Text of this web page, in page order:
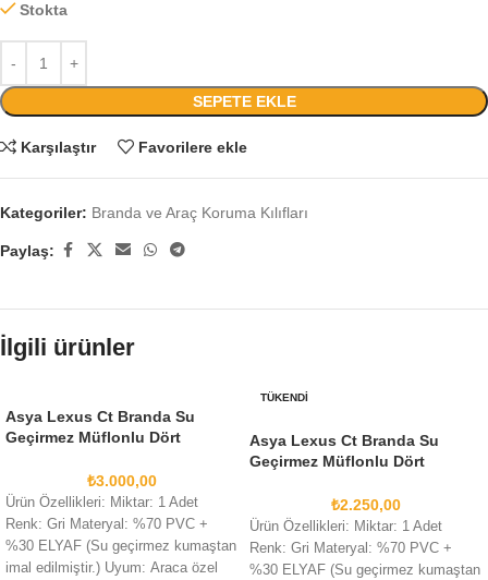
Stokta
SEPETE EKLE
Karşılaştır Favorilere ekle
Kategoriler: Branda ve Araç Koruma Kılıfları
Paylaş:
İlgili ürünler
Asya Lexus Ct Branda Su
Geçirmez Müflonlu Dört
₺3.000,00
Ürün Özellikleri: Miktar: 1 Adet
Renk: Gri Materyal: %70 PVC +
%30 ELYAF (Su geçirmez kumaştan
imal edilmiştir.) Uyum: Araca özel
TÜKENDI
Asya Lexus Ct Branda Su
Geçirmez Müflonlu Dört
₺2.250,00
Ürün Özellikleri: Miktar: 1 Adet
Renk: Gri Materyal: %70 PVC +
%30 ELYAF (Su geçirmez kumaştan